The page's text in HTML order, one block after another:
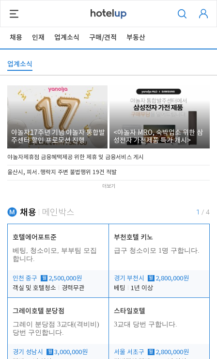
채용 인재 업계소식 구매/견적 부동산
업계소식
야놀자17주년 기념 야놀자 통합발
주센터 할인 프로모션 진행
<야놀자 MRO, 숙박업소 위한 삼
성전자 가전제품 특가 개시>
야놀자제휴점 금융혜택제공 위한 제휴 및 금융서비스 게시
울산시, 피서․행락지 주변 불법행위 19건 적발
더보기
채용 메인박스 1 / 4
호텔에어포트준
베팅, 청소이모, 부부팀 모집
합니다.
인천 중구 월 2,500,000원
객실 및 호텔청소
경력무관
부천호텔 키노
급구 청소이모 1명 구합니다.
경기 부천시 월 2,800,000원
베팅
1년 이상
그레이호텔 분당점
그레이 분당점 3교대(격비비)
당번 구인합니다.
경기 성남시 월 3,000,000원
스타일호텔
3교대 당번 구합니다.
서울 서초구 월 2,800,000원